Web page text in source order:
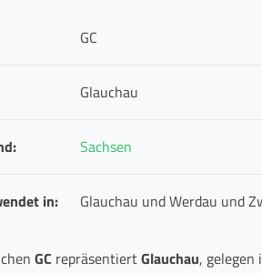
GC
Glauchau
Sachsen
in: Glauchau und Werdau und
GC repräsentiertGlauchau, gelegen